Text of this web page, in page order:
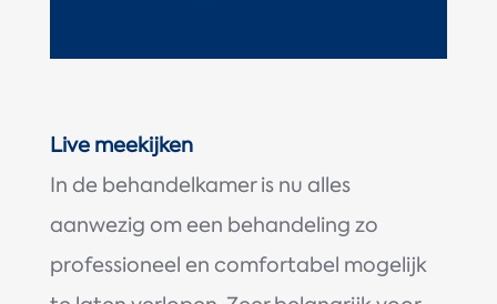
Live meekijken
In de behandelkamer is nu alles
aanwezig om een behandeling zo
professioneel en comfortabel mogelijk